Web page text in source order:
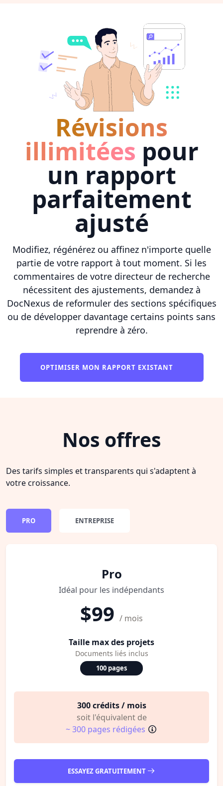
Révisions
illimitées pour
un rapport
parfaitement
ajusté
Modifiez, régénérez ou affinez n'importe quelle
partie de votre rapport à tout moment. Si les
commentaires de votre directeur de recherche
nécessitent des ajustements, demandez à
DocNexus de reformuler des sections spécifiques
ou de développer davantage certains points sans
reprendre à zéro.
OPTIMISER MON RAPPORT EXISTANT
Nos offres
Des tarifs simples et transparents qui s'adaptent à
votre croissance.
PRO ENTREPRISE
Pro
Idéal pour les indépendants
$99 / mois
Taille max des projets
Documents liés inclus
100 pages
300 crédits / mois
soit l'équivalent de
~ 300 pages rédigées
ESSAYEZ GRATUITEMENT